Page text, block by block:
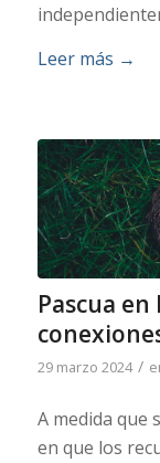
Leer más →
Pascua
29 marzo 2024 /
A medida que
en que los